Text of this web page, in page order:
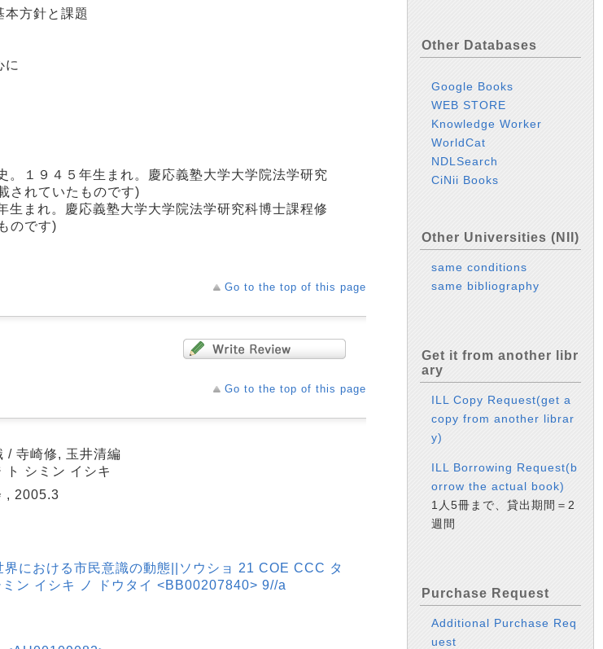
方針と課題
に
１９４５年生まれ。慶応義塾大学大学院法学研究
されていたものです)
まれ。慶応義塾大学大学院法学研究科博士課程修
のです)
Go to the top of this page
Go to the top of this page
/ 寺崎修, 玉井清編
ト シミン イシキ
, 2005.3
における市民意識の動態||ソウショ 21 COE CCC タ
ン イシキ ノ ドウタイ <BB00207840> 9//a
Other Databases
Google Books
WEB STORE
Knowledge Worker
WorldCat
NDLSearch
CiNii Books
Other Universities (NII)
same conditions
same bibliography
Get it from another libr
ary
ILL Copy Request(get a
copy from another librar
y)
ILL Borrowing Request(b
orrow the actual book)
1人5冊まで、貸出期間＝2
週間
Purchase Request
Additional Purchase Req
uest